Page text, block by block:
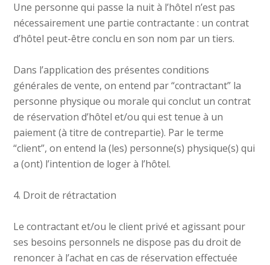
Une personne qui passe la nuit à l’hôtel n’est pas
nécessairement une partie contractante : un contrat
d’hôtel peut-être conclu en son nom par un tiers.
Dans l’application des présentes conditions
générales de vente, on entend par “contractant” la
personne physique ou morale qui conclut un contrat
de réservation d’hôtel et/ou qui est tenue à un
paiement (à titre de contrepartie). Par le terme
“client”, on entend la (les) personne(s) physique(s) qui
a (ont) l’intention de loger à l’hôtel.
4. Droit de rétractation
Le contractant et/ou le client privé et agissant pour
ses besoins personnels ne dispose pas du droit de
renoncer à l’achat en cas de réservation effectuée